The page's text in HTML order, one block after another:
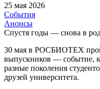
25 мая 2026
События
Анонсы
Спустя годы — снова в
30 мая в РОСБИОТЕХ
выпускников — событие,
разные поколения
друзей университета.